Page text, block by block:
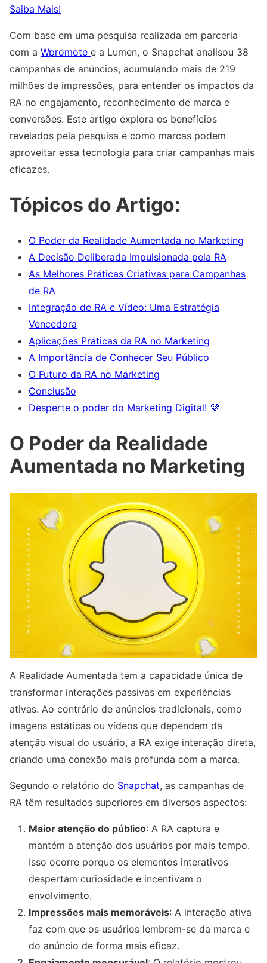
Saiba Mais!
Com base em uma pesquisa realizada em parceria
com a Wpromote e a Lumen, o Snapchat analisou 38
campanhas de anúncios, acumulando mais de 219
milhões de impressões, para entender os impactos da
RA no engajamento, reconhecimento de marca e
conversões. Este artigo explora os benefícios
revelados pela pesquisa e como marcas podem
aproveitar essa tecnologia para criar campanhas mais
eficazes.
Tópicos do Artigo:
O Poder da Realidade Aumentada no Marketing
A Decisão Deliberada Impulsionada pela RA
As Melhores Práticas Criativas para Campanhas
de RA
Integração de RA e Vídeo: Uma Estratégia
Vencedora
Aplicações Práticas da RA no Marketing
A Importância de Conhecer Seu Público
O Futuro da RA no Marketing
Conclusão
Desperte o poder do Marketing Digital! 💜
O Poder da Realidade
Aumentada no Marketing
A Realidade Aumentada tem a capacidade única de
transformar interações passivas em experiências
ativas. Ao contrário de anúncios tradicionais, como
imagens estáticas ou vídeos que dependem da
atenção visual do usuário, a RA exige interação direta,
criando uma conexão mais profunda com a marca.
Segundo o relatório do Snapchat, as campanhas de
RA têm resultados superiores em diversos aspectos:
Maior atenção do público: A RA captura e
mantém a atenção dos usuários por mais tempo.
Isso ocorre porque os elementos interativos
despertam curiosidade e incentivam o
envolvimento.
Impressões mais memoráveis: A interação ativa
faz com que os usuários lembrem-se da marca e
do anúncio de forma mais eficaz.